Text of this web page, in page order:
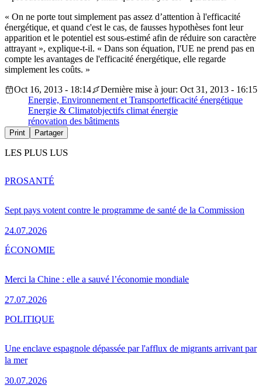
« On ne porte tout simplement pas assez d’attention à l'efficacité
énergétique, et quand c'est le cas, de fausses hypothèses font leur
apparition et le potentiel est sous-estimé afin de réduire son caractère
attrayant », explique-t-il. « Dans son équation, l'UE ne prend pas en
compte les avantages de l'efficacité énergétique, elle regarde
simplement les coûts. »
Oct 16, 2013 - 18:14
Dernière mise à jour: Oct 31, 2013 - 16:15
Energie, Environnement et Transportefficacité énergétique
Energie & Climatobjectifs climat énergie
rénovation des bâtiments
Print Partager
LES PLUS LUS
Sept pays votent contre le programme de santé de la Commission
24.07.2026
PROSANTÉ
Merci la Chine : elle a sauvé l’économie mondiale
27.07.2026
ÉCONOMIE
Une enclave espagnole dépassée par l'afflux de migrants arrivant par
la mer
30.07.2026
POLITIQUE